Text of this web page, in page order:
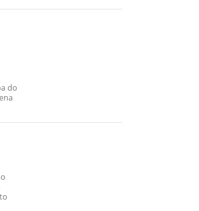
do